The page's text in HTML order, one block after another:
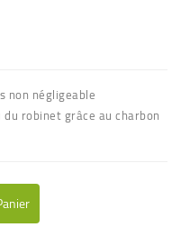
non négligeable
robinet grâce au charbon